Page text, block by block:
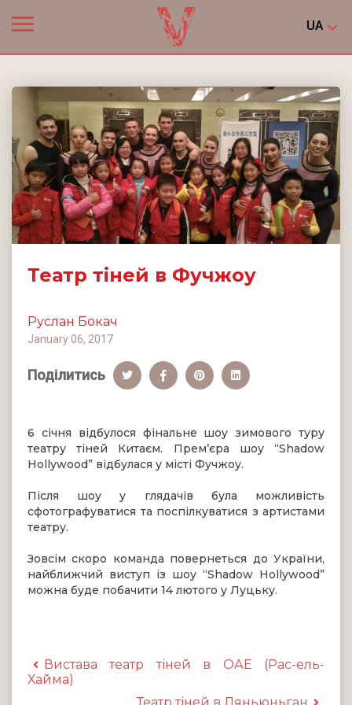
UA
Театр тіней в Фучжоу
Руслан Бокач
January 06, 2017
Поділитись
6 січня відбулося фінальне шоу зимового туру
театру тіней Китаєм. Прем’єра шоу “Shadow
Hollywood” відбулася у місті Фучжоу.
Після шоу у глядачів була можливість
сфотографуватися та поспілкуватися з артистами
театру.
Зовсім скоро команда повернеться до України,
найближчий виступ із шоу “Shadow Hollywood”
можна буде побачити 14 лютого у Луцьку.
Вистава театр тіней в ОАЕ (Рас-ель-
Хайма)